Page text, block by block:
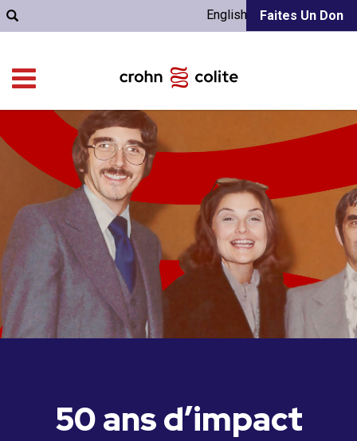
Faites Un Don
English
50 ans d’impact